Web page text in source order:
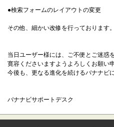
●検索フォームのレイアウトの変更
その他、細かい改修を行っております。
当日ユーザー様には、ご不便とご迷惑
寛容くださいますようよろしくお願い
今後も、更なる進化を続けるバナナビ
バナナビサポートデスク